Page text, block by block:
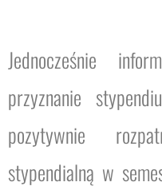
Jednocześnie
przyznanie
pozytywnie
stypendialną w